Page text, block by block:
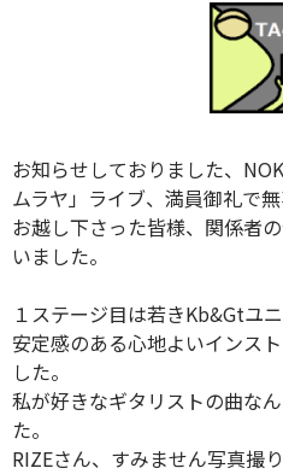
お知らせしておりました、
ムラヤ」ライブ、満員御礼で無
お越し下さった皆様、関係者
いました。
１ステージ目は若きKb&Gtユ
安定感のある心地よいインス
した。
私が好きなギタリストの曲な
た。
RIZEさん、すみません写真撮